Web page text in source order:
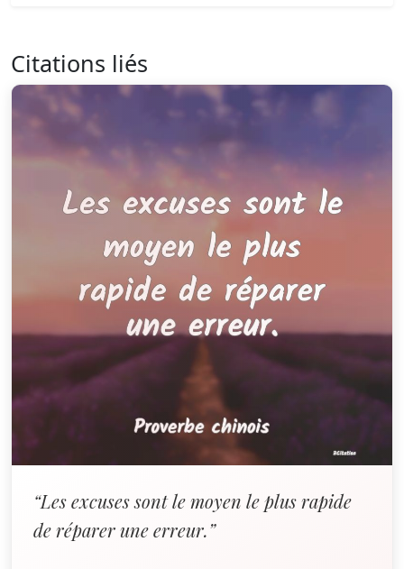
Citations liés
“Les excuses sont le moyen le plus rapide
de réparer une erreur.”